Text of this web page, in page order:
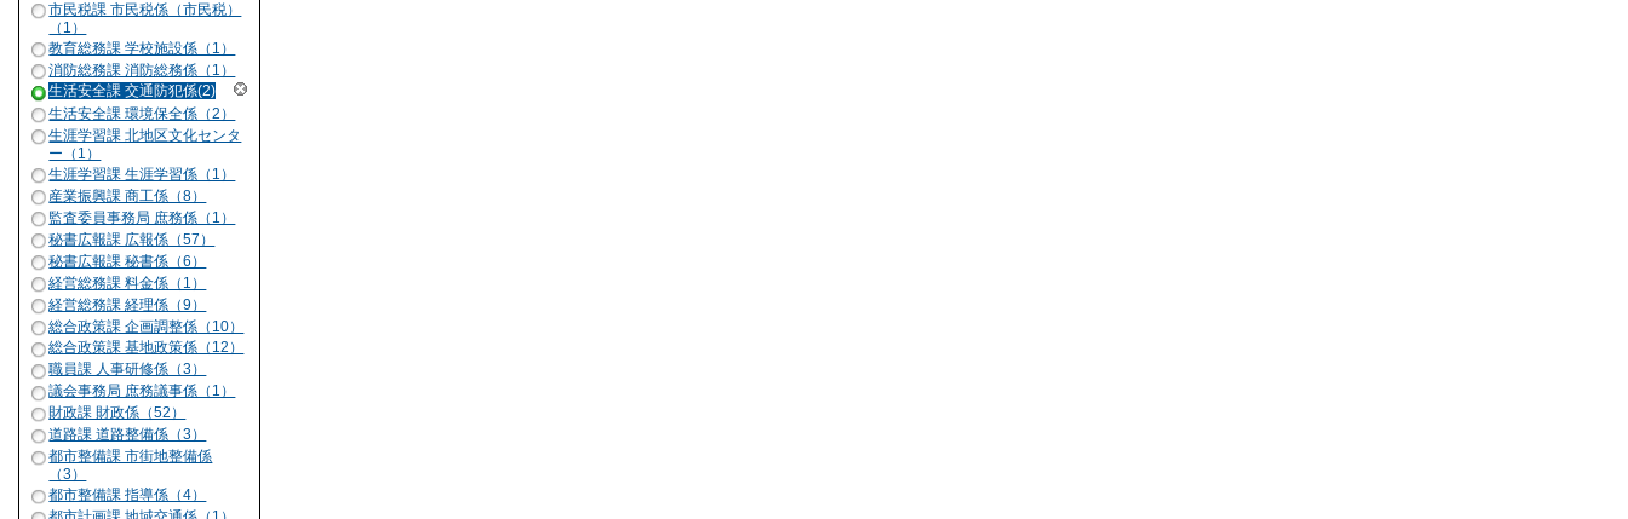
市民税課 市民税係（市民税）
（1）
教育総務課 学校施設係（1）
消防総務課 消防総務係（1）
生活安全課 交通防犯係(2)
生活安全課 環境保全係（2）
生涯学習課 北地区文化センタ
ー（1）
生涯学習課 生涯学習係（1）
産業振興課 商工係（8）
監査委員事務局 庶務係（1）
秘書広報課 広報係（57）
秘書広報課 秘書係（6）
経営総務課 料金係（1）
経営総務課 経理係（9）
総合政策課 企画調整係（10）
総合政策課 基地政策係（12）
職員課 人事研修係（3）
議会事務局 庶務議事係（1）
財政課 財政係（52）
道路課 道路整備係（3）
都市整備課 市街地整備係
（3）
都市整備課 指導係（4）